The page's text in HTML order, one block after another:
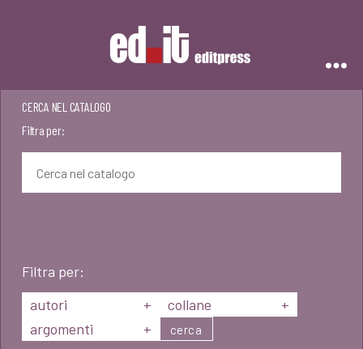
CERCA NEL CATALOGO
Filtra per:
Filtra per:
autori
+ collane
+
argomenti
+ cerca